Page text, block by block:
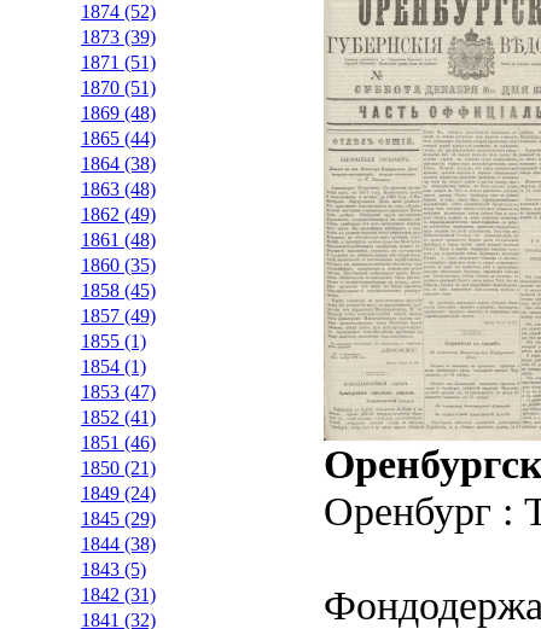
1874 (52)
1873 (39)
1871 (51)
1870 (51)
1869 (48)
1865 (44)
1864 (38)
1863 (48)
1862 (49)
1861 (48)
1860 (35)
1858 (45)
1857 (49)
1855 (1)
1854 (1)
1853 (47)
1852 (41)
1851 (46)
1850 (21)
1849 (24)
1845 (29)
1844 (38)
1843 (5)
1842 (31)
1841 (32)
Оренбург :